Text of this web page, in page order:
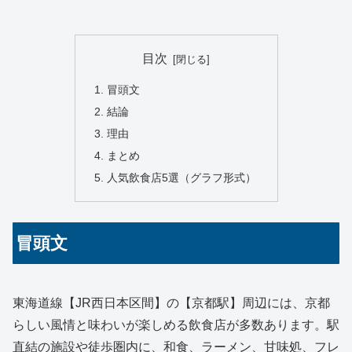
目次
冒頭文
結論
理由
まとめ
人気飲食店5選（グラフ形式）
冒頭文
東海道線【JR西日本区間】の【京都駅】周辺には、京都
らしい風情と味わいが楽しめる飲食店が多数あります。駅
直結の施設や徒歩圏内に、和食、ラーメン、甘味処、フレ